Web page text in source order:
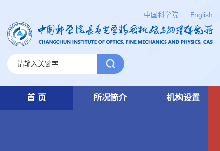
中国科学院 English
首 页 所况简介 机构设置